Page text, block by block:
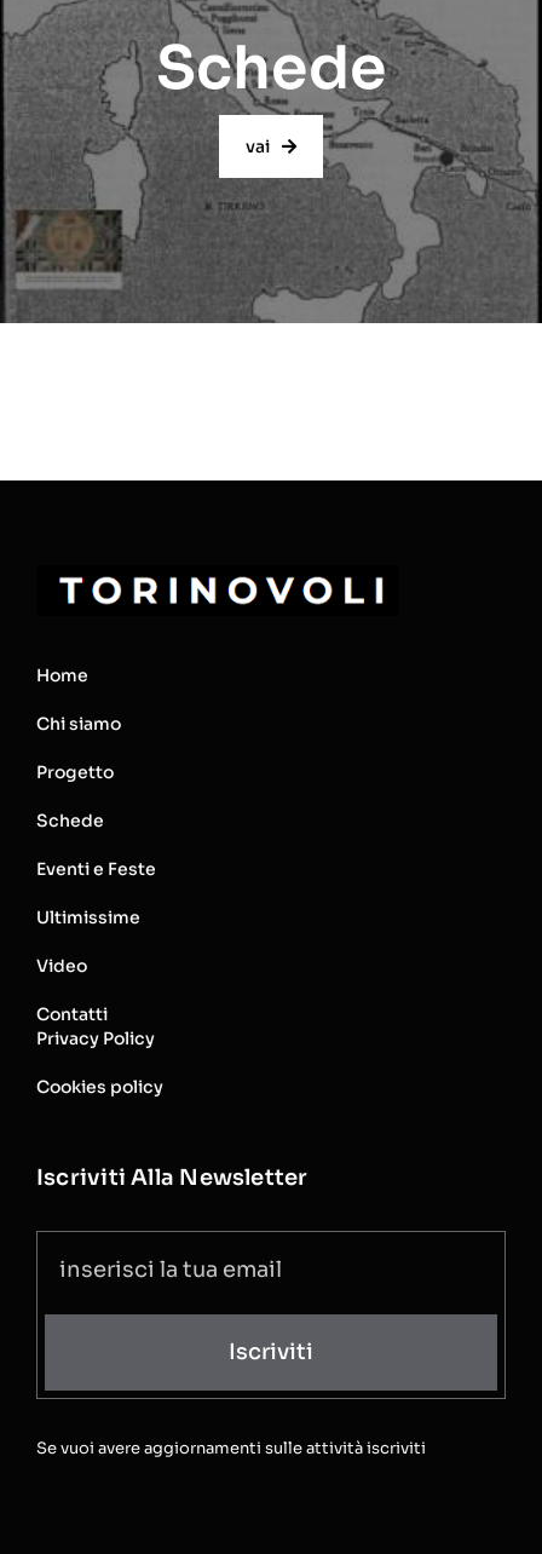
Schede
vai
Home
Chi siamo
Progetto
Schede
Eventi e Feste
Ultimissime
Video
Contatti
Privacy Policy
Cookies policy
Iscriviti Alla Newsletter
Iscriviti
Se vuoi avere aggiornamenti sulle attività iscriviti